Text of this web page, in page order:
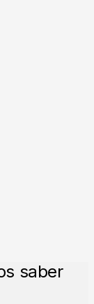
saber